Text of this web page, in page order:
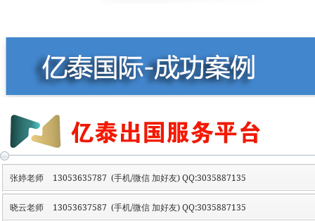
张婷老师 13053635787 (手机/微信 加好友) QQ:3035887135
晓云老师 13053637587 (手机/微信 加好友) QQ:3035887135